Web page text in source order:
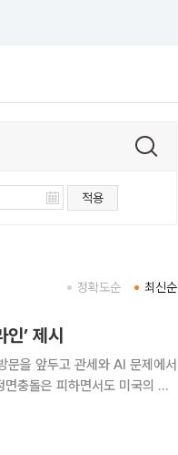
적용
최신순
정확도순
’ 제시
면충돌은 피하면서도 미국의 추